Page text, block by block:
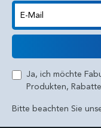
E-Mail
Ja, ich möchte
Produkten,
Bitte beachten Sie